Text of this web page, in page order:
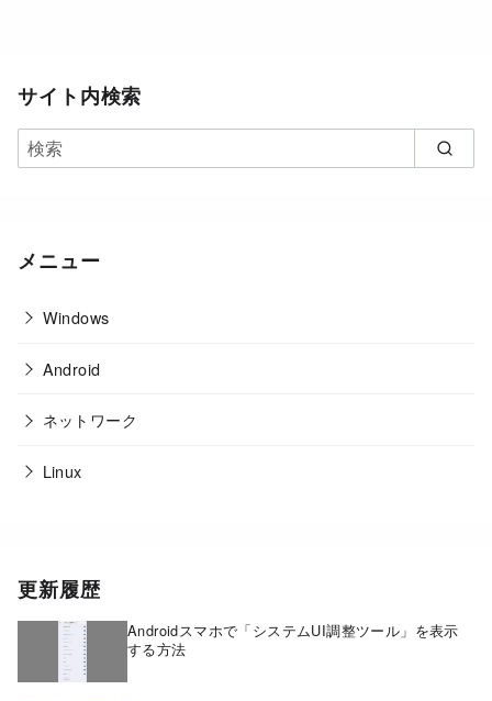
サイト内検索
メニュー
Windows
Android
ネットワーク
Linux
更新履歴
Androidスマホで「システムUI調整ツール」を表示
する方法